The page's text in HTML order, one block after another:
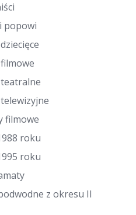
popowi
filmowe
roku
roku
z okresu II